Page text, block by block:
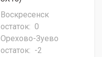
Воскресенск
остаток: 0
Орехово-Зуево
остаток: -2